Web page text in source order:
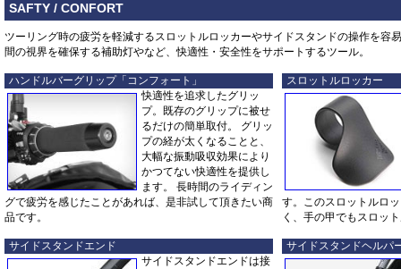
SAFTY / CONFORT
ツーリング時の疲労を軽減するスロットルロッカーやサイドスタンドの操作を容
間の視界を確保する補助灯やなど、快適性・安全性をサポートするツール。
ハンドルバーグリップ「コンフォート」
快適性を追求したグリッ
プ。既存のグリップに被せ
るだけの簡単取付。 グリッ
プの経が太くなることと、
大幅な振動吸収効果により
かつてない快適性を提供し
ます。 長時間のライディン
グで疲労を感じたことがあれば、是非試して頂きたい商
品です。
スロットルロッカー
す。このスロットルロ
く、手の甲でもスロッ
サイドスタンドエンド
サイドスタンドエンドは接
サイドスタンドヘルパ